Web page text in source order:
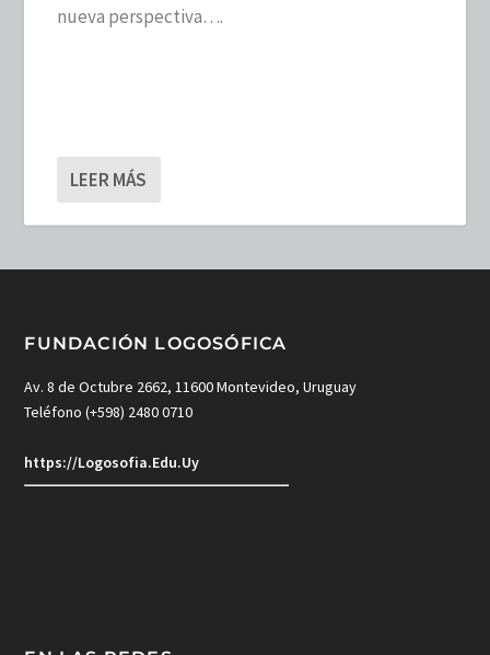
nueva perspectiva….
LEER MÁS
FUNDACIÓN LOGOSÓFICA
Av. 8 de Octubre 2662, 11600 Montevideo, Uruguay
Teléfono (+598) 2480 0710
https://Logosofia.Edu.Uy